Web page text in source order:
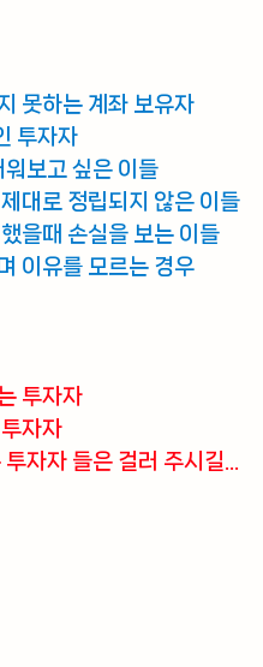
못하는 계좌 보유자
투자자
보고 싶은 이들
대로 정립되지 않은 이들
을때 손실을 보는 이들
이유를 모르는 경우
투자자
자자
자자 들은 걸러 주시길...